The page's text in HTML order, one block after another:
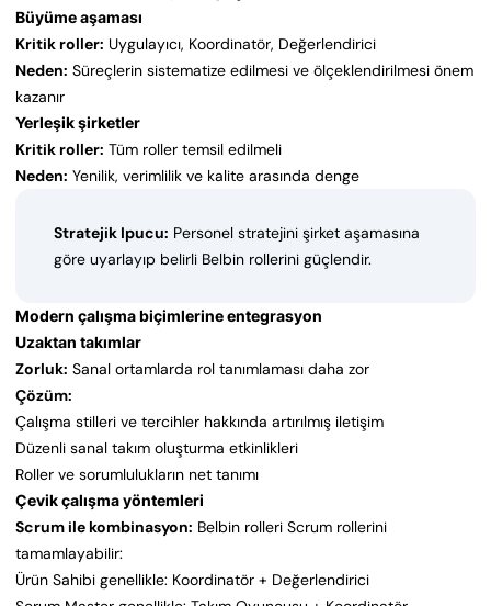
Büyüme aşaması
Kritik roller: Uygulayıcı, Koordinatör, Değerlendirici
Neden: Süreçlerin sistematize edilmesi ve ölçeklendirilmesi önem
kazanır
Yerleşik şirketler
Kritik roller: Tüm roller temsil edilmeli
Neden: Yenilik, verimlilik ve kalite arasında denge
Stratejik Ipucu: Personel stratejini şirket aşamasına
göre uyarlayıp belirli Belbin rollerini güçlendir.
Modern çalışma biçimlerine entegrasyon
Uzaktan takımlar
Zorluk: Sanal ortamlarda rol tanımlaması daha zor
Çözüm:
Çalışma stilleri ve tercihler hakkında artırılmış iletişim
Düzenli sanal takım oluşturma etkinlikleri
Roller ve sorumlulukların net tanımı
Çevik çalışma yöntemleri
Scrum ile kombinasyon: Belbin rolleri Scrum rollerini
tamamlayabilir:
Ürün Sahibi genellikle: Koordinatör + Değerlendirici